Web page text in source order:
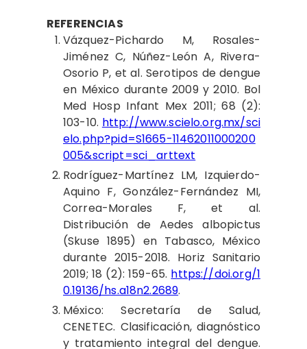
REFERENCIAS
Vázquez-Pichardo M, Rosales-
Jiménez C, Núñez-León A, Rivera-
Osorio P, et al. Serotipos de dengue
en México durante 2009 y 2010. Bol
Med Hosp Infant Mex 2011; 68 (2):
103-10. http://www.scielo.org.mx/sci
elo.php?pid=S1665-11462011000200
005&script=sci_arttext
Rodríguez-Martínez LM, Izquierdo-
Aquino F, González-Fernández MI,
Correa-Morales F, et al.
Distribución de Aedes albopictus
(Skuse 1895) en Tabasco, México
durante 2015-2018. Horiz Sanitario
2019; 18 (2): 159-65. https://doi.org/1
0.19136/hs.a18n2.2689.
México: Secretaría de Salud,
CENETEC. Clasificación, diagnóstico
y tratamiento integral del dengue.